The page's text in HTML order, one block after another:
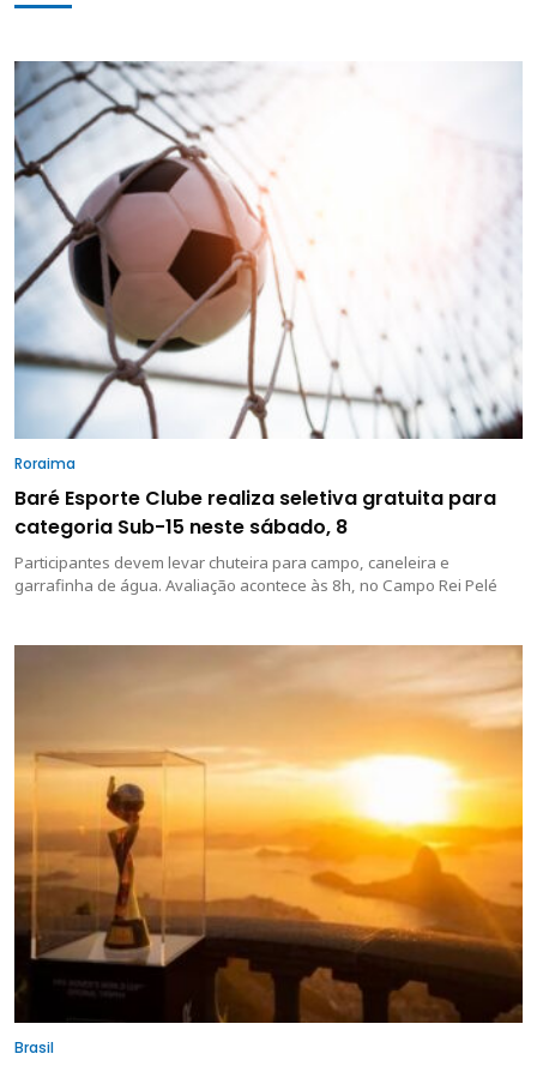
Roraima
Baré Esporte Clube realiza seletiva gratuita para
categoria Sub-15 neste sábado, 8
Participantes devem levar chuteira para campo, caneleira e
garrafinha de água. Avaliação acontece às 8h, no Campo Rei Pelé
Brasil